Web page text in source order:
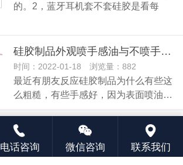
的。2，蓝牙耳机套不套硅胶是看每
硅胶制品外观喷手感油与不喷手感油的区别？
时间：2022-01-18 浏览量：882
最近有朋友反应硅胶制品为什么有些这
么粗糙，有些手感好，因为表面喷油…
硅胶制品硅胶保鲜盖的特点
时间：2022-01-18 浏览量：345
人们生活中厨房是油烟较大的地方，常
电话咨询 微信咨询 联系我们